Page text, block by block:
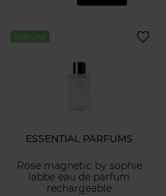
Naturel
ESSENTIAL PARFUMS
Rose magnetic by sophie
labbe eau de parfum
rechargeable